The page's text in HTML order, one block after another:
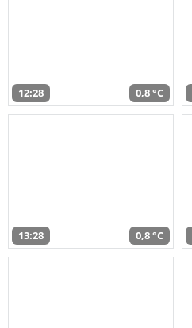
12:28 0,8 °C
13:28 0,8 °C